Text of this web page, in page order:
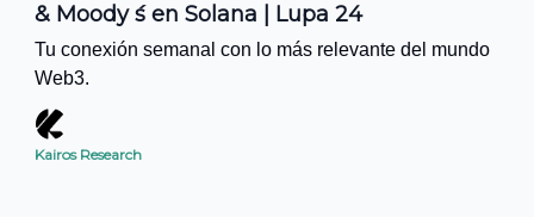
& Moody ́s en Solana | Lupa 24
Tu conexión semanal con lo más relevante del mundo
Web3.
Kairos Research